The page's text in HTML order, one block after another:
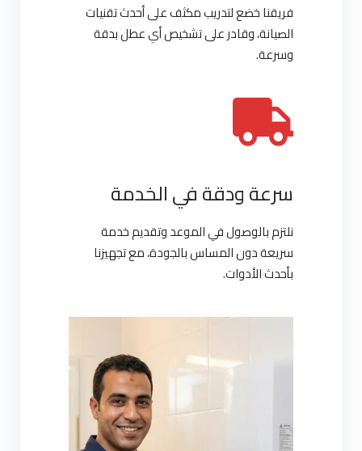
فريقنا خضع لتدريب مكثف على أحدث تقنيات
الصيانة، وقادر على تشخيص أي عطل بدقة
وسرعة.
سرعة ودقة في الخدمة
نلتزم بالوصول في الموعد وتقديم خدمة
سريعة دون المساس بالجودة، مع تجهيزنا
بأحدث الأدوات.